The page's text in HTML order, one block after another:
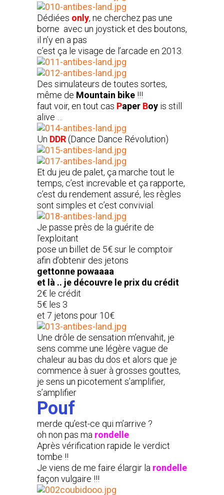
Dédiées only, ne cherchez pas une
borne avec un joystick et des boutons,
il n’y en a pas
c’est ça le visage de l’arcade en 2013.
Des simulateurs de toutes sortes,
même de Mountain bike !!!
faut voir, en tout cas Paper Boy is still
alive …
Un DDR(Dance Dance Révolution)
Et du jeu de palet, ça marche tout le
temps, c’est increvable et ça rapporte,
c’est du rendement assuré, les règles
sont simples et c’est convivial.
Je passe près de la guérite de
l’exploitant
pose un billet de 5€ sur le comptoir
afin d’obtenir des jetons
gettonne powaaaa
et là .. je découvre le prix du crédit
2€ le crédit
5€ les 3
et 7 jetons pour 10€
Une drôle de sensation m’envahit, je
sens comme une légère vague de
chaleur au bas du dos et alors que je
commence à suer à grosses gouttes,
je sens un picotement s’amplifier,
s’amplifier
Pouf
merde qu’est-ce qui m’arrive ?
oh non pas ma rondelle
Après vérification rapide le verdict
tombe !!
Je viens de me faire élargir la rondelle
façon vulgaire !!!